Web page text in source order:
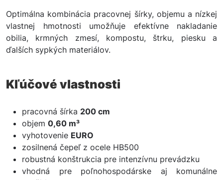
Optimálna kombinácia pracovnej šírky, objemu a nízkej
vlastnej hmotnosti umožňuje efektívne nakladanie
obilia, krmných zmesí, kompostu, štrku, piesku a
ďalších sypkých materiálov.
Kľúčové vlastnosti
pracovná šírka 200 cm
objem 0,60 m³
vyhotovenie EURO
zosilnená čepeľ z ocele HB500
robustná konštrukcia pre intenzívnu prevádzku
vhodná pre poľnohospodárske aj komunálne